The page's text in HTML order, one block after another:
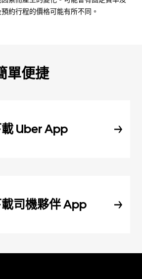
約行程的價格可能有所不同。
單便捷
Uber App
司機夥伴 App